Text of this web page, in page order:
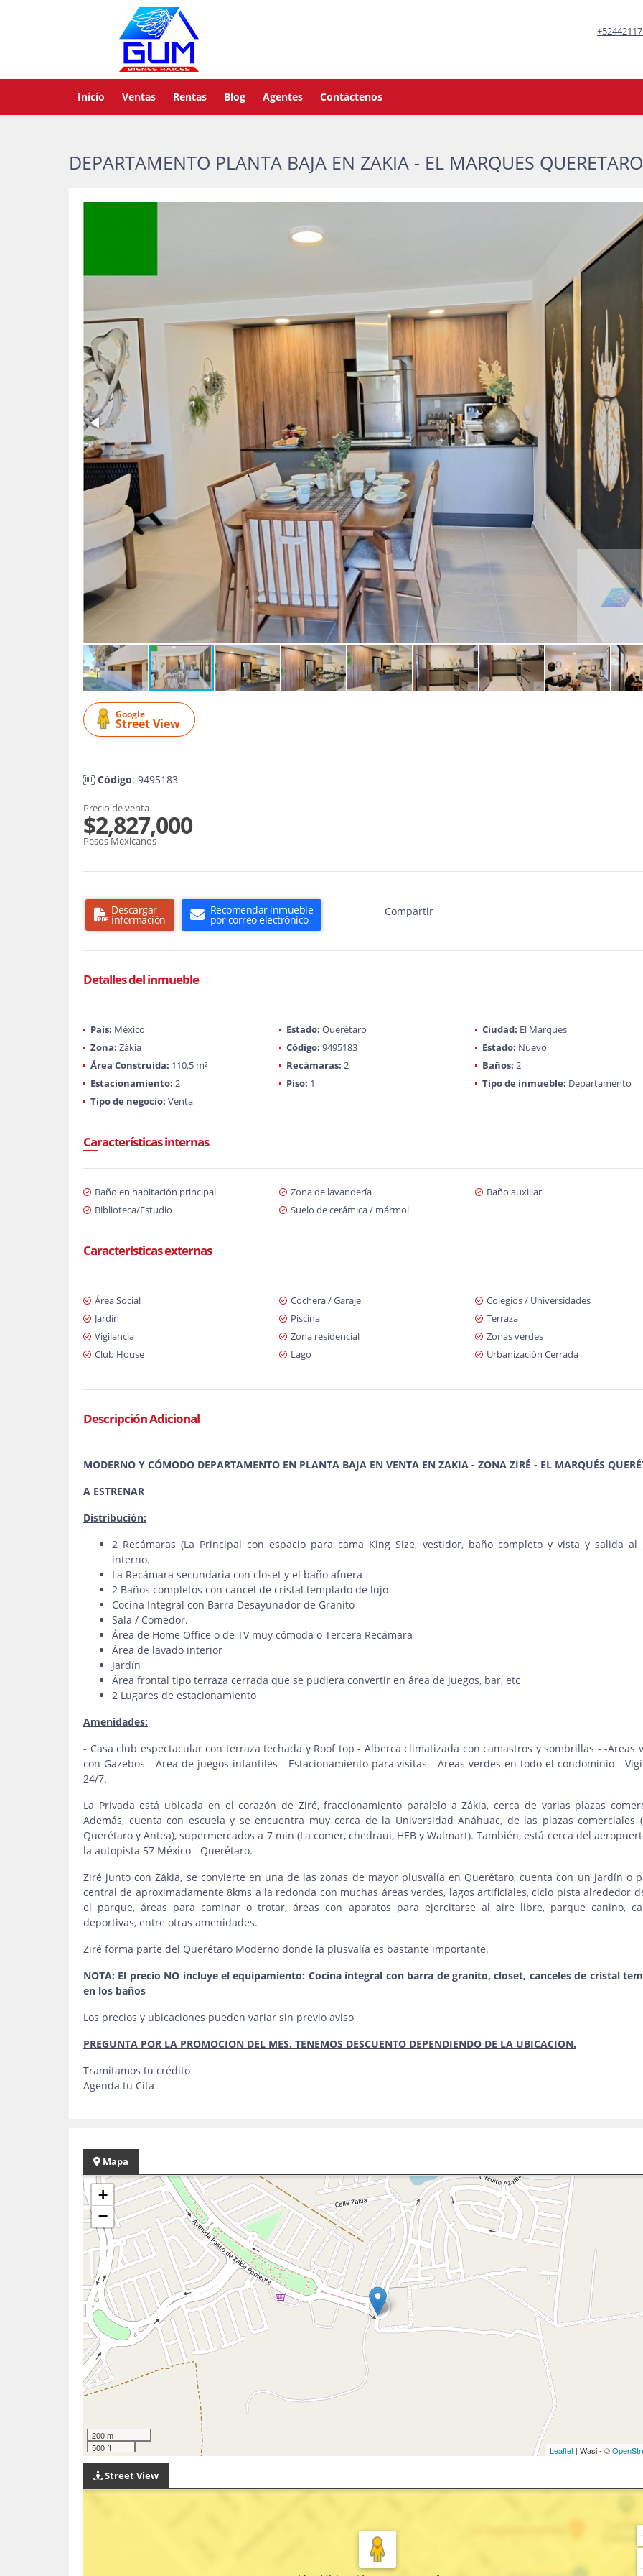
Inicio Ventas Rentas Blog Agentes Contáctenos
DEPARTAMENTO PLANTA BAJA EN ZAKIA - EL MARQUES
Google
Street View
Código: 9495183
Precio de venta
$2,827,000
Pesos Mexicanos
Descargar
información
Recomendar inmueble
por correo electrónico
Compartir
Detalles del inmueble
País: México Estado: Querétaro Ciudad: El Marques
Zona: Zákia Código: 9495183 Estado: Nuevo
Área Construida: 110.5 m² Recámaras: 2 Baños: 2
Estacionamiento: 2 Piso: 1 Tipo de inmueble: Departamento
Tipo de negocio: Venta
Características internas
Baño en habitación principal Zona de lavandería
Baño auxiliar
Biblioteca/Estudio
Suelo de cerámica / mármol
Características externas
Área Social Cochera / Garaje
Colegios / Universidades
Jardín
Piscina
Terraza
Vigilancia
Zona residencial
Zonas verdes
Club House
Lago Urbanización Cerrada
Descripción Adicional
MODERNO Y CÓMODO DEPARTAMENTO EN PLANTA BAJA EN VENTA EN ZAKIA - ZONA ZIRÉ - EL MARQUÉS
A ESTRENAR
Distribución:
2 Recámaras (La Principal con espacio para cama King Size, vestidor, baño completo y vista y salida al
interno.
La Recámara secundaria con closet y el baño afuera
2 Baños completos con cancel de cristal templado de lujo
Cocina Integral con Barra Desayunador de Granito
Sala / Comedor.
Área de Home Office o de TV muy cómoda o Tercera Recámara
Área de lavado interior
Jardín
Área frontal tipo terraza cerrada que se pudiera convertir en área de juegos, bar, etc
2 Lugares de estacionamiento
Amenidades:
- Casa club espectacular con terraza techada y Roof top - Alberca climatizada con camastros y sombrillas - -Areas
con Gazebos - Area de juegos infantiles - Estacionamiento para visitas - Areas verdes en todo el condominio -
24/7.
La Privada está ubicada en el corazón de Ziré, fraccionamiento paralelo a Zákia, cerca de varias plazas
Además, cuenta con escuela y se encuentra muy cerca de la Universidad Anáhuac, de las plazas comerciales
Querétaro y Antea), supermercados a 7 min (La comer, chedraui, HEB y Walmart). También, está cerca del
la autopista 57 México - Querétaro.
Ziré junto con Zákia, se convierte en una de las zonas de mayor plusvalía en Querétaro, cuenta con un jardín o
central de aproximadamente 8kms a la redonda con muchas áreas verdes, lagos artificiales, ciclo pista alrededor
el parque, áreas para caminar o trotar, áreas con aparatos para ejercitarse al aire libre, parque canino,
deportivas, entre otras amenidades.
Ziré forma parte del Querétaro Moderno donde la plusvalía es bastante importante.
NOTA: El precio NO incluye el equipamiento: Cocina integral con barra de granito, closet, canceles de cristal
en los baños
Los precios y ubicaciones pueden variar sin previo aviso
PREGUNTA POR LA PROMOCION DEL MES. TENEMOS DESCUENTO DEPENDIENDO DE LA UBICACION.
Tramitamos tu crédito
Agenda tu Cita
Mapa
+
−
200 m
500 ft
Leaflet | Wasi - ©
Street View